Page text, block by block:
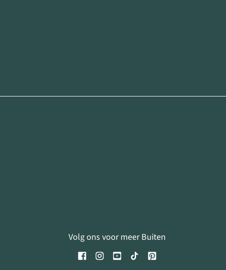
Volg ons voor meer Buiten